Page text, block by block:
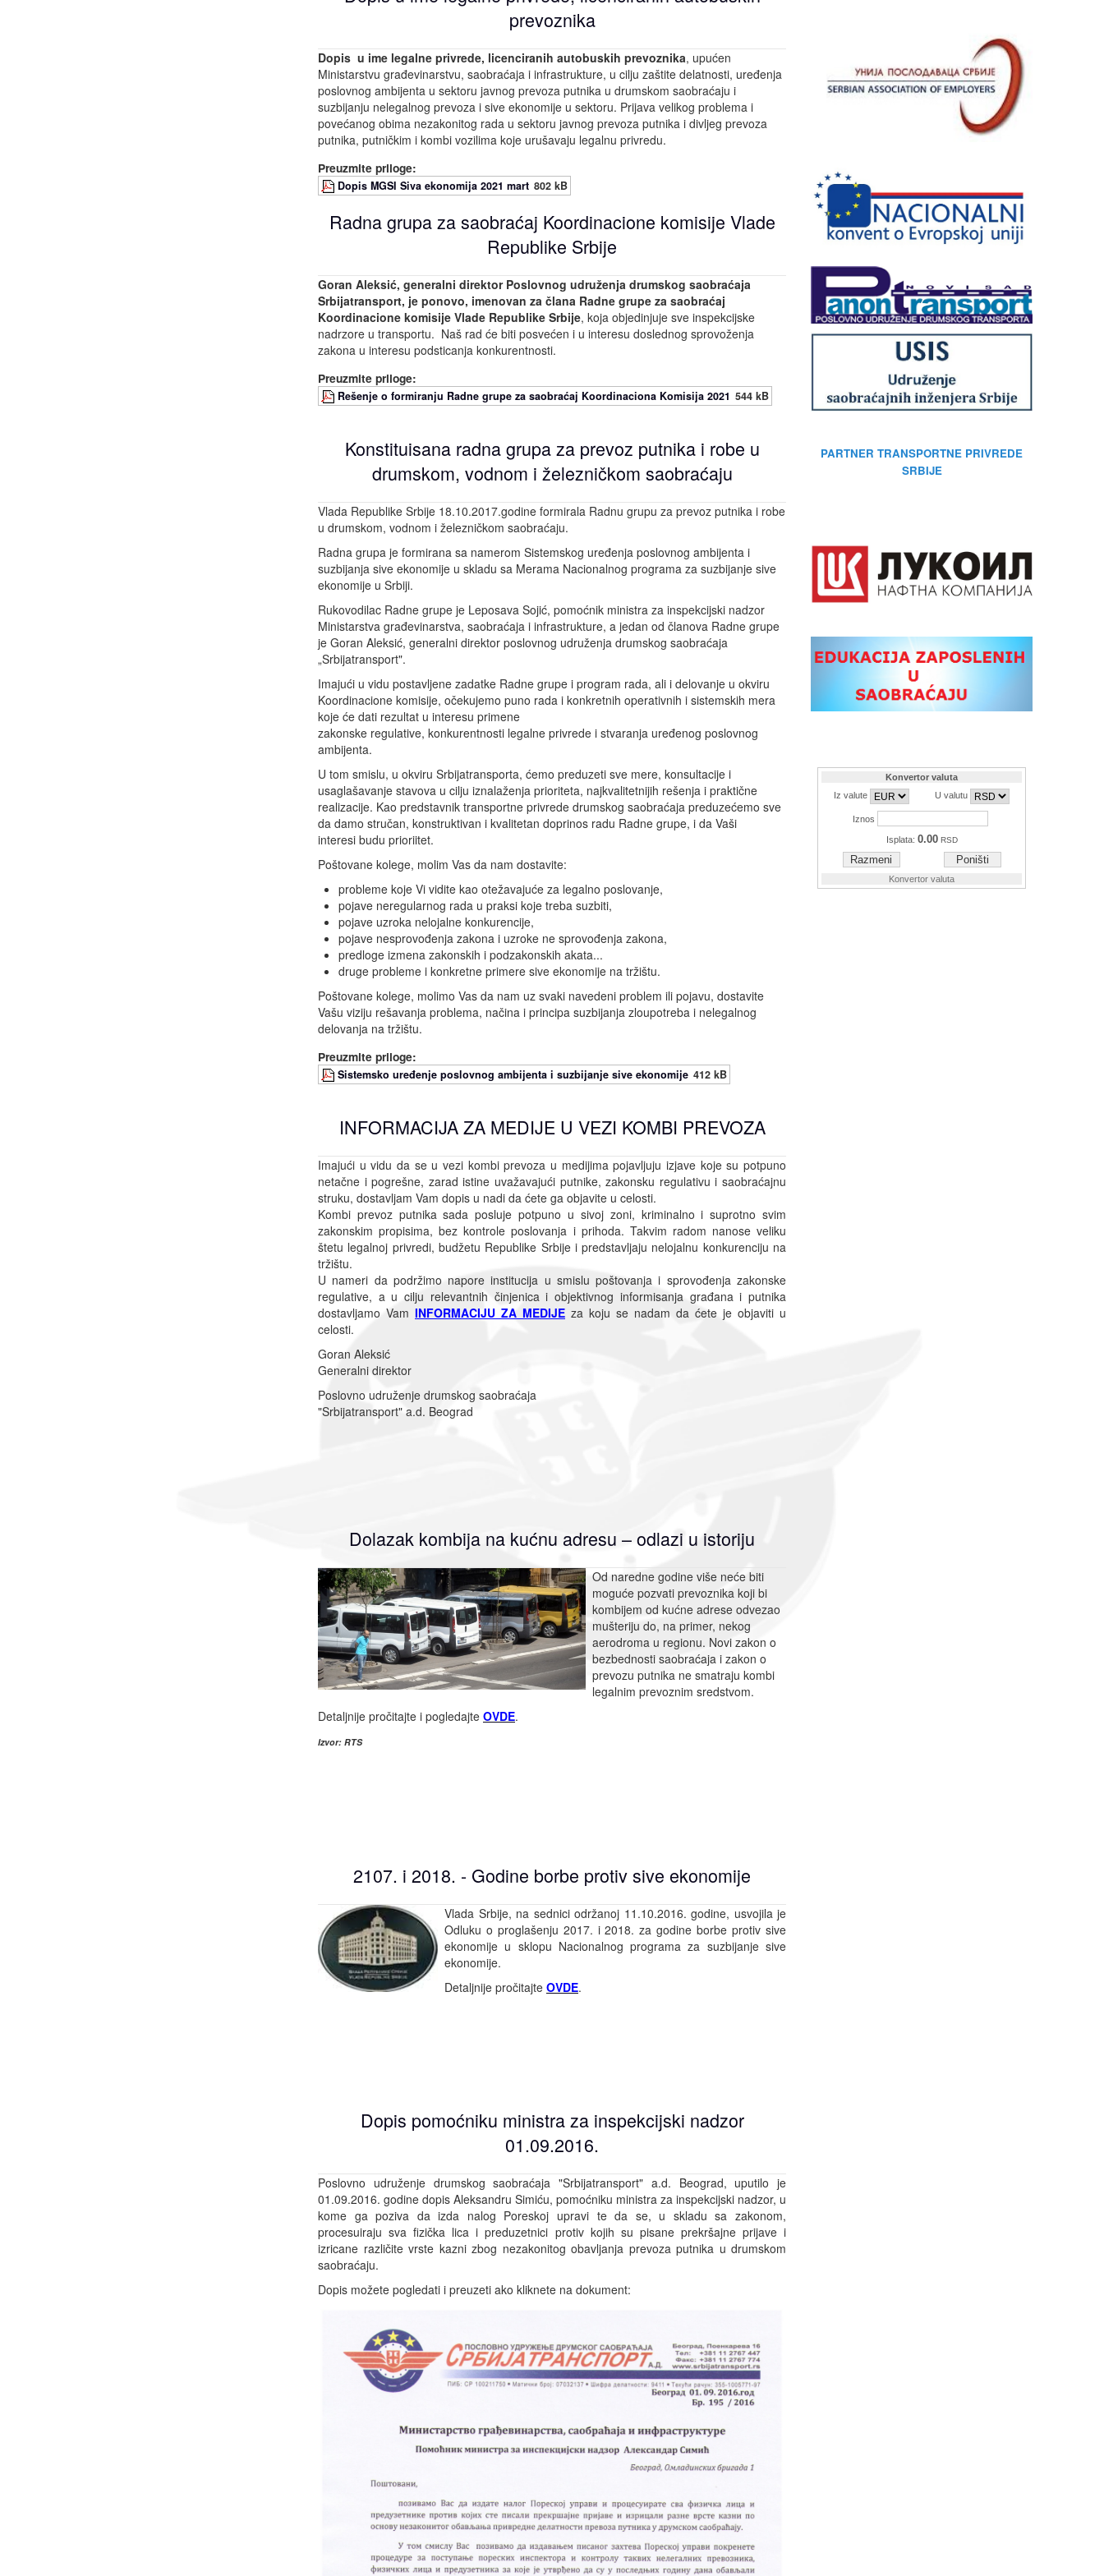
prevoznika
Dopis u ime legalne privrede, licenciranih autobuskih prevoznika, upućen
Ministarstvu građevinarstvu, saobraćaja i infrastrukture, u cilju zaštite delatnosti, uređenja
poslovnog ambijenta u sektoru javnog prevoza putnika u drumskom saobraćaju i
suzbijanju nelegalnog prevoza i sive ekonomije u sektoru. Prijava velikog problema i
povećanog obima nezakonitog rada u sektoru javnog prevoza putnika i divljeg prevoza
putnika, putničkim i kombi vozilima koje urušavaju legalnu privredu.
Preuzmite priloge:
Dopis MGSI Siva ekonomija 2021 mart 802 kB
Radna grupa za saobraćaj Koordinacione komisije Vlade
Republike Srbije
Goran Aleksić, generalni direktor Poslovnog udruženja drumskog saobraćaja
Srbijatransport, je ponovo, imenovan za člana Radne grupe za saobraćaj
Koordinacione komisije Vlade Republike Srbije, koja objedinjuje sve inspekcijske
nadrzore u transportu. Naš rad će biti posvećen i u interesu doslednog sprovoženja
zakona u interesu podsticanja konkurentnosti.
Preuzmite priloge:
Rešenje o formiranju Radne grupe za saobraćaj Koordinaciona Komisija 2021 544 kB
Konstituisana radna grupa za prevoz putnika i robe u
drumskom, vodnom i železničkom saobraćaju
Vlada Republike Srbije 18.10.2017.godine formirala Radnu grupu za prevoz putnika i robe
u drumskom, vodnom i železničkom saobraćaju.
Radna grupa je formirana sa namerom Sistemskog uređenja poslovnog ambijenta i
suzbijanja sive ekonomije u skladu sa Merama Nacionalnog programa za suzbijanje sive
ekonomije u Srbiji.
Rukovodilac Radne grupe je Leposava Sojić, pomoćnik ministra za inspekcijski nadzor
Ministarstva građevinarstva, saobraćaja i infrastrukture, a jedan od članova Radne grupe
je Goran Aleksić, generalni direktor poslovnog udruženja drumskog saobraćaja
„Srbijatransport".
Imajući u vidu postavljene zadatke Radne grupe i program rada, ali i delovanje u okviru
Koordinacione komisije, očekujemo puno rada i konkretnih operativnih i sistemskih mera
koje će dati rezultat u interesu primene
zakonske regulative, konkurentnosti legalne privrede i stvaranja uređenog poslovnog
ambijenta.
U tom smislu, u okviru Srbijatransporta, ćemo preduzeti sve mere, konsultacije i
usaglašavanje stavova u cilju iznalaženja prioriteta, najkvalitetnijih rešenja i praktične
realizacije. Kao predstavnik transportne privrede drumskog saobraćaja preduzećemo sve
da damo stručan, konstruktivan i kvalitetan doprinos radu Radne grupe, i da Vaši
interesi budu prioriitet.
Poštovane kolege, molim Vas da nam dostavite:
probleme koje Vi vidite kao otežavajuće za legalno poslovanje,
pojave neregularnog rada u praksi koje treba suzbiti,
pojave uzroka nelojalne konkurencije,
pojave nesprovođenja zakona i uzroke ne sprovođenja zakona,
predloge izmena zakonskih i podzakonskih akata...
druge probleme i konkretne primere sive ekonomije na tržištu.
Poštovane kolege, molimo Vas da nam uz svaki navedeni problem ili pojavu, dostavite
Vašu viziju rešavanja problema, načina i principa suzbijanja zloupotreba i nelegalnog
delovanja na tržištu.
Preuzmite priloge:
Sistemsko uređenje poslovnog ambijenta i suzbijanje sive ekonomije 412 kB
INFORMACIJA ZA MEDIJE U VEZI KOMBI PREVOZA
Imajući u vidu da se u vezi kombi prevoza u medijima pojavljuju izjave koje su potpuno
netačne i pogrešne, zarad istine uvažavajući putnike, zakonsku regulativu i saobraćajnu
struku, dostavljam Vam dopis u nadi da ćete ga objavite u celosti.
Kombi prevoz putnika sada posluje potpuno u sivoj zoni, kriminalno i suprotno svim
zakonskim propisima, bez kontrole poslovanja i prihoda. Takvim radom nanose veliku
štetu legalnoj privredi, budžetu Republike Srbije i predstavljaju nelojalnu konkurenciju na
tržištu.
U nameri da podržimo napore institucija u smislu poštovanja i sprovođenja zakonske
regulative, a u cilju relevantnih činjenica i objektivnog informisanja građana i putnika
dostavljamo Vam INFORMACIJU ZA MEDIJE za koju se nadam da ćete je objaviti u
celosti.
Goran Aleksić
Generalni direktor
Poslovno udruženje drumskog saobraćaja
"Srbijatransport" a.d. Beograd
Dolazak kombija na kućnu adresu – odlazi u istoriju
Od naredne godine više neće biti
moguće pozvati prevoznika koji bi
kombijem od kućne adrese odvezao
mušteriju do, na primer, nekog
aerodroma u regionu. Novi zakon o
bezbednosti saobraćaja i zakon o
prevozu putnika ne smatraju kombi
legalnim prevoznim sredstvom.
Detaljnije pročitajte i pogledajte OVDE.
Izvor: RTS
2107. i 2018. - Godine borbe protiv sive ekonomije
Vlada Srbije, na sednici održanoj 11.10.2016. godine, usvojila je
Odluku o proglašenju 2017. i 2018. za godine borbe protiv sive
ekonomije u sklopu Nacionalnog programa za suzbijanje sive
ekonomije.
Detaljnije pročitajte OVDE.
Dopis pomoćniku ministra za inspekcijski nadzor
01.09.2016.
Poslovno udruženje drumskog saobraćaja "Srbijatransport" a.d. Beograd, uputilo je
01.09.2016. godine dopis Aleksandru Simiću, pomoćniku ministra za inspekcijski nadzor, u
kome ga poziva da izda nalog Poreskoj upravi te da se, u skladu sa zakonom,
procesuiraju sva fizička lica i preduzetnici protiv kojih su pisane prekršajne prijave i
izricane različite vrste kazni zbog nezakonitog obavljanja prevoza putnika u drumskom
saobraćaju.
Dopis možete pogledati i preuzeti ako kliknete na dokument:
PARTNER TRANSPORTNE PRIVREDE
SRBIJE